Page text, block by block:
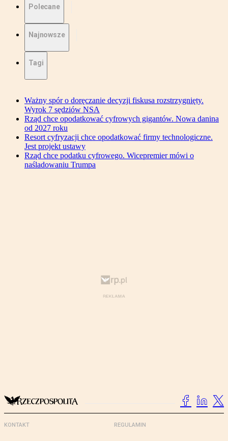
Polecane
Najnowsze
Tagi
Ważny spór o doręczanie decyzji fiskusa rozstrzygnięty.
Wyrok 7 sędziów NSA
Rząd chce opodatkować cyfrowych gigantów. Nowa danina
od 2027 roku
Resort cyfryzacji chce opodatkować firmy technologiczne.
Jest projekt ustawy
Rząd chce podatku cyfrowego. Wicepremier mówi o
naśladowaniu Trumpa
KONTAKT REGULAMIN